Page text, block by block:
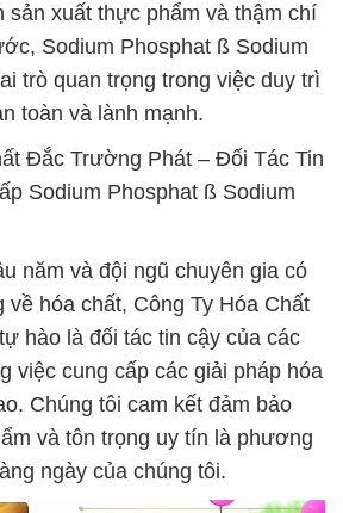
sản xuất thực phẩm và thậm chí
Sodium Phosphat ß Sodium
trò quan trọng trong việc duy trì
toàn và lành mạnh.
Đắc Trường Phát – Đối Tác Tin
Sodium Phosphat ß Sodium
năm và đội ngũ chuyên gia có
về hóa chất, Công Ty Hóa Chất
hào là đối tác tin cậy của các
việc cung cấp các giải pháp hóa
Chúng tôi cam kết đảm bảo
và tôn trọng uy tín là phương
ngày của chúng tôi.